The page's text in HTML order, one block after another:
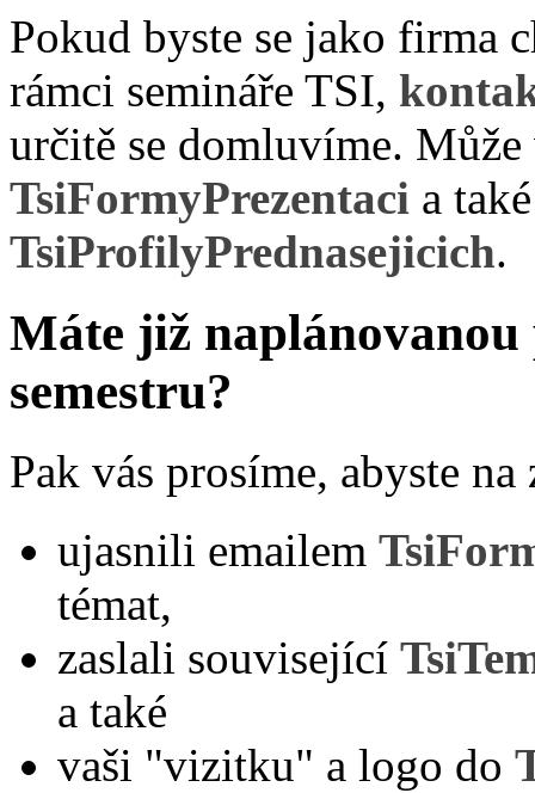
Pokud byste se jako firma
rámci semináře TSI,
určitě se domluvíme.
TsiFormyPrezentaci a
TsiProfilyPrednasejicich.
Máte již
semestru?
Pak vás prosíme, abyste na
ujasnili emailem
témat,
zaslali související
a také
vaši "vizitku" a logo do